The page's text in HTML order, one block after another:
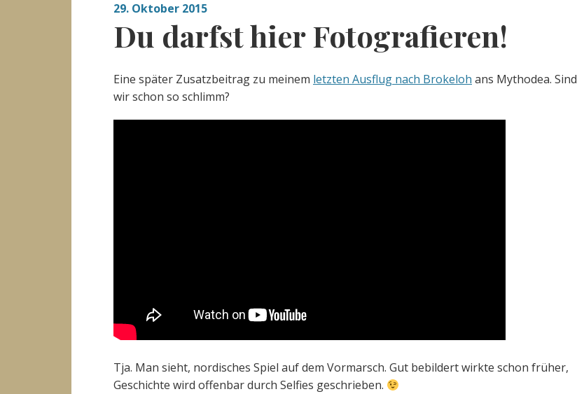
29. Oktober 2015
Du darfst hier Fotografieren!
Eine später Zusatzbeitrag zu meinem letzten Ausflug nach Brokeloh ans Mythodea. Sind
wir schon so schlimm?
Tja. Man sieht, nordisches Spiel auf dem Vormarsch. Gut bebildert wirkte schon früher,
Geschichte wird offenbar durch Selfies geschrieben.